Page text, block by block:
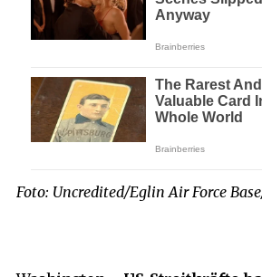
Foto: Uncredited/Eglin Air Force